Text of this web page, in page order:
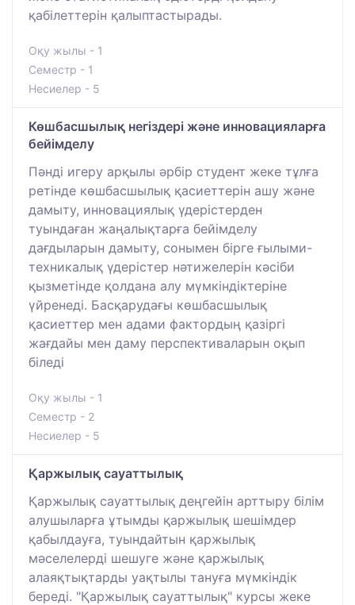
қабілеттерін қалыптастырады.
Оқу жылы - 1
Семестр - 1
Несиелер - 5
Көшбасшылық негіздері және инновацияларға
бейімделу
Пәнді игеру арқылы әрбір студент жеке тұлға
ретінде көшбасшылық қасиеттерін ашу және
дамыту, инновациялық үдерістерден
туындаған жаңалықтарға бейімделу
дағдыларын дамыту, сонымен бірге ғылыми-
техникалық үдерістер нәтижелерін кәсіби
қызметінде қолдана алу мүмкіндіктеріне
үйренеді. Басқарудағы көшбасшылық
қасиеттер мен адами фактордың қазіргі
жағдайы мен даму перспективаларын оқып
біледі
Оқу жылы - 1
Семестр - 2
Несиелер - 5
Қаржылық сауаттылық
Қаржылық сауаттылық деңгейін арттыру білім
алушыларға ұтымды қаржылық шешімдер
қабылдауға, туындайтын қаржылық
мәселелерді шешуге және қаржылық
алаяқтықтарды уақтылы тануға мүмкіндік
береді. "Қаржылық сауаттылық" курсы жеке